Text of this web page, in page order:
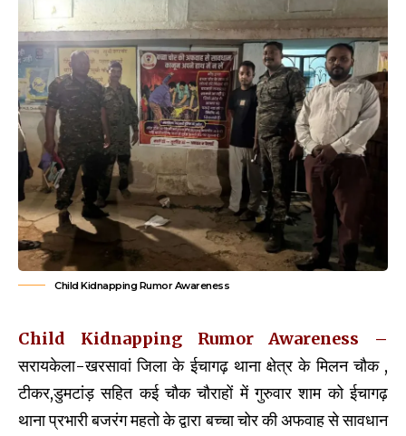
Child Kidnapping Rumor Awareness
Child Kidnapping Rumor Awareness –
सरायकेला-खरसावां जिला के ईचागढ़ थाना क्षेत्र के मिलन चौक ,
टीकर,डुमटांड़ सहित कई चौक चौराहों में गुरुवार शाम को ईचागढ़
थाना प्रभारी बजरंग महतो के द्वारा बच्चा चोर की अफवाह से सावधान